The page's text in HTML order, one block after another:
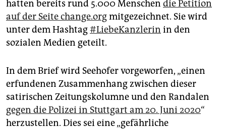
hatten bereits rund 5.000 Menschen die Petition
auf der Seite change.orgmitgezeichnet. Sie wird
unter dem Hashtag#LiebeKanzlerin in den
sozialen Medien geteilt.
In dem Brief wird Seehofer vorgeworfen, „einen
erfundenen Zusammenhang zwischen dieser
satirischen Zeitungskolumne und den Randalen
gegen die Polizei in Stuttgart am 20. Juni 2020“
herzustellen. Dies sei eine „gefährliche